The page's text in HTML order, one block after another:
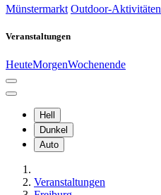
Münstermarkt Outdoor-Aktivitäten
Veranstaltungen
HeuteMorgenWochenende
Hell
Dunkel
Auto
Veranstaltungen